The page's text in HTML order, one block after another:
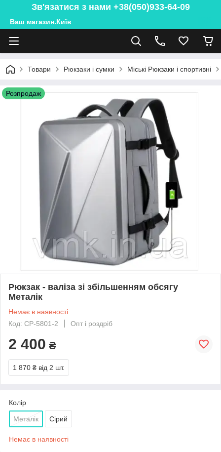
Зв'язатися з нами +38(050)933-64-09
Ваш магазин.Київ
Товари Рюкзаки і сумки Міські Рюкзаки і спортивні
Розпродаж
Рюкзак - валіза зі збільшенням обсягу
Металік
Немає в наявності
Код: СР-5801-2
Опт і роздріб
2 400 ₴
1 870 ₴ від 2 шт.
Колір
Металік Сірий
Немає в наявності